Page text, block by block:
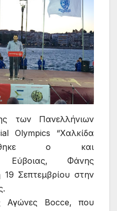
των Πανελλήνιων
Olympics “Χαλκίδα
ο και
Εύβοιας, Φάνης
Σεπτεμβρίου στην
Αγώνες Bocce, που